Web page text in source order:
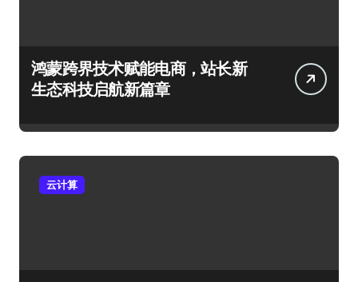
鸿蒙跨界技术赋能电商，站长新
生态科技启航新篇章
云计算